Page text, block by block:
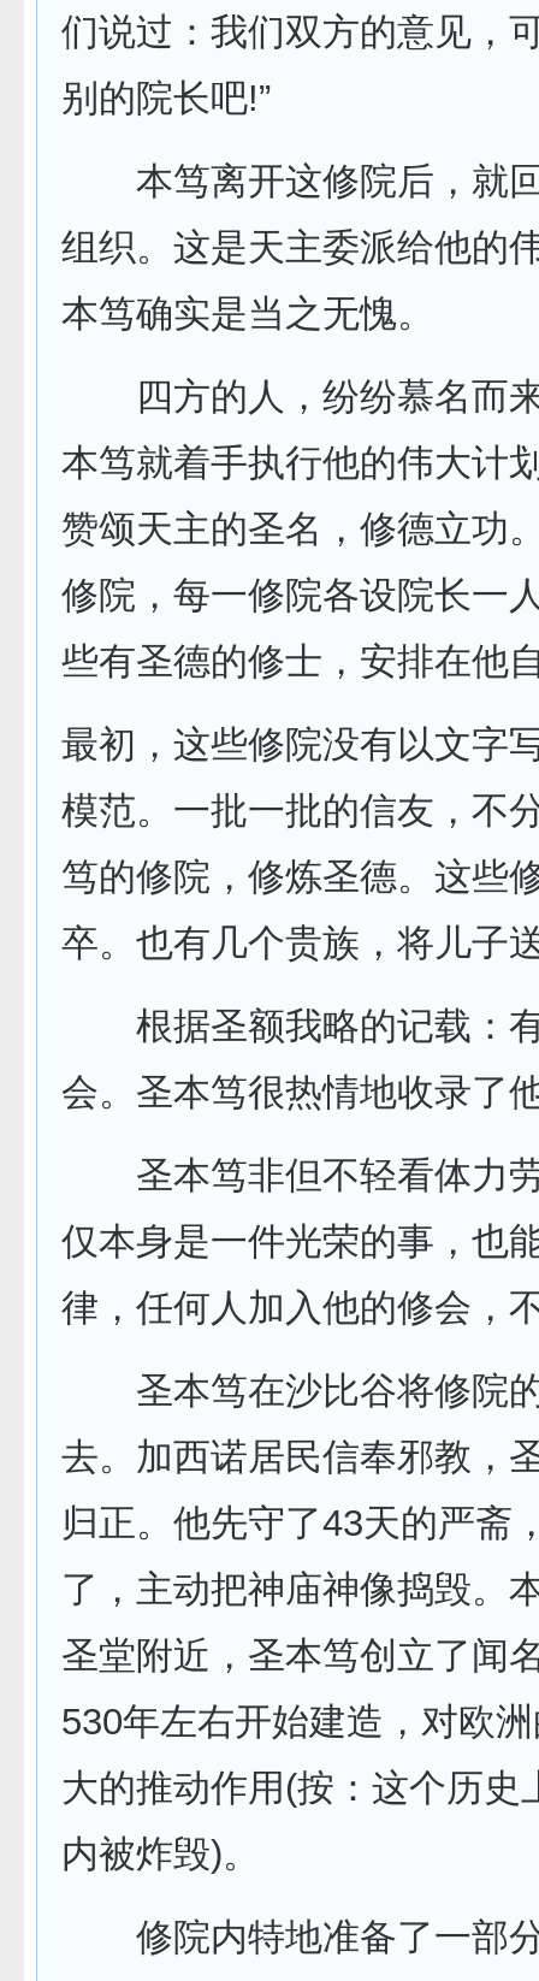
们说过：我们双方的意见，
别的院长吧!”
本笃离开这修院后，就回
组织。这是天主委派给他的
本笃确实是当之无愧。
四方的人，纷纷慕名而来
本笃就着手执行他的伟大计
赞颂天主的圣名，修德立功
修院，每一修院各设院长一
些有圣德的修士，安排在他
最初，这些修院没有以文字
模范。一批一批的信友，不
笃的修院，修炼圣德。这些
卒。也有几个贵族，将儿
根据圣额我略的记载：有
会。圣本笃很热情地收录了
圣本笃非但不轻看体力劳
仅本身是一件光荣的事，也
律，任何人加入他的修会，
圣本笃在沙比谷将修院的
去。加西诺居民信奉邪教，
归正。他先守了43天的严斋
了，主动把神庙神像捣毁。
圣堂附近，圣本笃创立了闻
530年左右开始建造，对欧
大的推动作用(按：这个历
内被炸毁)。
修院内特地准备了一部分